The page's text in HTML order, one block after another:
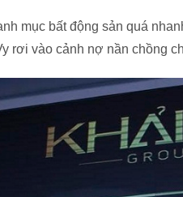
mục bất động sản quá
rơi vào cảnh nợ nần chồng